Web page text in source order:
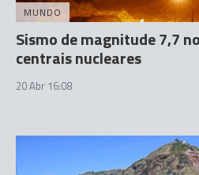
MUNDO
Sismo de magnitude 7,7
centrais nucleares
20 Abr 16:08